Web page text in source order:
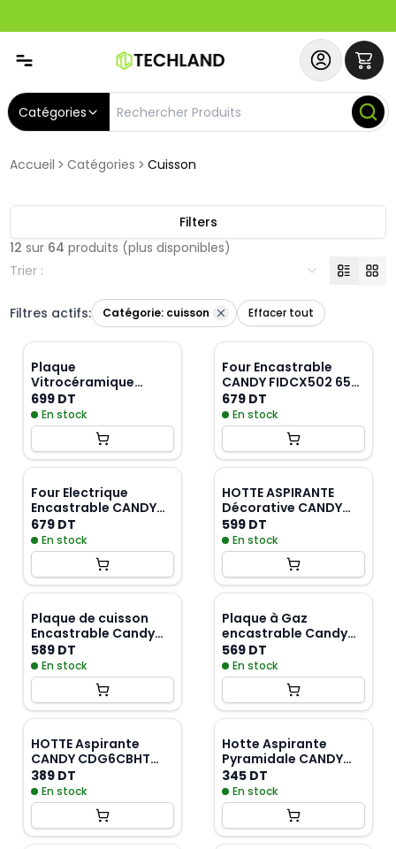
Catégories
Accueil Catégories Cuisson
Filters
12 sur 64 produits (plus disponibles)
Trier :
Filtres actifs: Catégorie: cuisson Effacer tout
Plaque
Vitrocéramique
Candy CC64CH - Noir
699 DT
En stock
Four Encastrable
CANDY FIDCX502 65
Litres - SILVER
679 DT
En stock
Four Electrique
Encastrable CANDY
65 Litres -Noir
679 DT
En stock
HOTTE ASPIRANTE
Décorative CANDY
CGM64X - Inox
599 DT
En stock
Plaque de cuisson
Encastrable Candy
CHG6BRBB 4 Feux -
Noir
589 DT
En stock
Plaque à Gaz
encastrable Candy
CSG6B/4U2 4 Feux -
Noir
569 DT
En stock
HOTTE Aspirante
CANDY CDG6CBHT
60cm - Verre Noir
389 DT
En stock
Hotte Aspirante
Pyramidale CANDY
CCH9MXHT 90 cm -
Inox
345 DT
En stock